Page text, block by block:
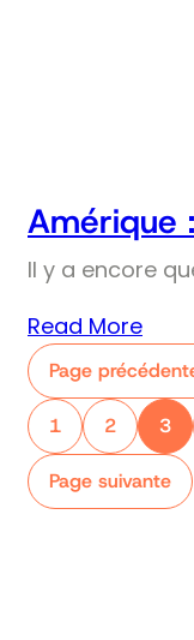
Amérique
Il y a encore
Read More
Page
1 2 3
Page suivante